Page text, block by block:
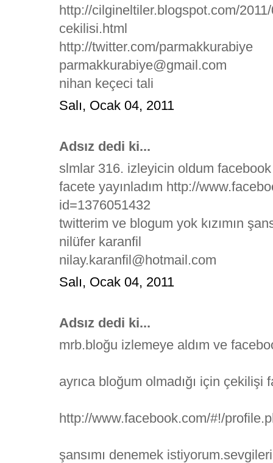
http://cilgineltiler.blogspot.com/
cekilisi.html
http://twitter.com/parmakkurabiye
parmakkurabiye@gmail.com
nihan keçeci tali
Salı, Ocak 04, 2011
Adsız dedi ki...
slmlar 316. izleyicin oldum facebook
facete yayınladım http://
id=1376051432
twitterim ve blogum yok kızımın
nilüfer karanfil
nilay.karanfil@hotmail.com
Salı, Ocak 04, 2011
Adsız dedi ki...
mrb.bloğu izlemeye aldım ve
ayrıca bloğum olmadığı için çekilişi
http://www.facebook.com/#!/
şansımı denemek